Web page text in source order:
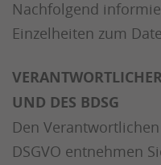
Nachfolgend
Einzelheiten zum
UND DES BDSG
Den
DSGVO entnehmen